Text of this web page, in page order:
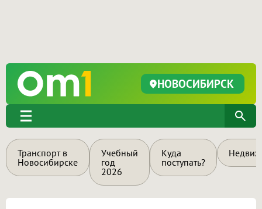
НОВОСИБИРСК
Транспорт в
Новосибирске
Учебный
год
2026
Куда
поступать?